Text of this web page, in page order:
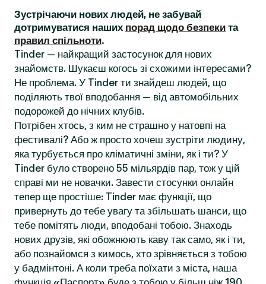
Зустрічаючи нових людей, не забувай
дотримуватися наших порад щодо безпеки та
правил спільноти.
Tinder — найкращий застосунок для нових
знайомств. Шукаєш когось зі схожими інтересами?
Не проблема. У Tinder ти знайдеш людей, що
поділяють твої вподобання — від автомобільних
подорожей до нічних клубів.
Потрібен хтось, з ким не страшно у натовпі на
фестивалі? Або ж просто хочеш зустріти людину,
яка турбується про кліматичні зміни, як і ти? У
Tinder було створено 55 мільярдів пар, тож у цій
справі ми не новачки. Завести стосунки онлайн
тепер ще простіше: Tinder має функції, що
привернуть до тебе увагу та збільшать шанси, що
тебе помітять люди, вподобані тобою. Знаходь
нових друзів, які обожнюють каву так само, як і ти,
або познайомся з кимось, хто зрівняється з тобою
у бадмінтоні. А коли треба поїхати з міста, наша